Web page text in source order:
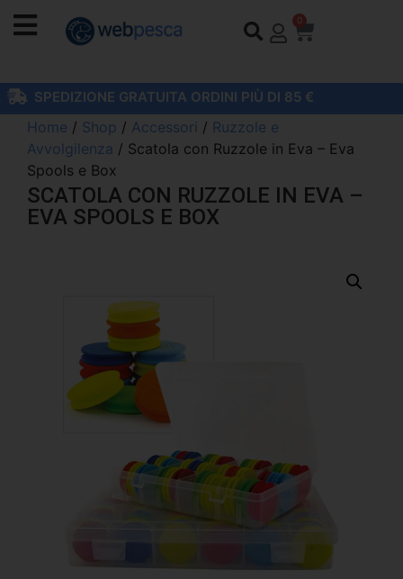
0
SPEDIZIONE GRATUITA ORDINI PIÙ DI 85 €
Home / Shop / Accessori / Ruzzole e
Avvolgilenza / Scatola con Ruzzole in Eva – Eva
Spools e Box
SCATOLA CON RUZZOLE IN EVA –
EVA SPOOLS E BOX